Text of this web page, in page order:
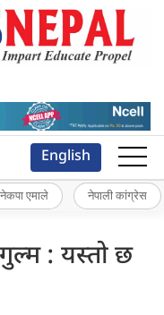
English
नेकपा एमाले नेपाली कांग्रेस
: यस्तो छ